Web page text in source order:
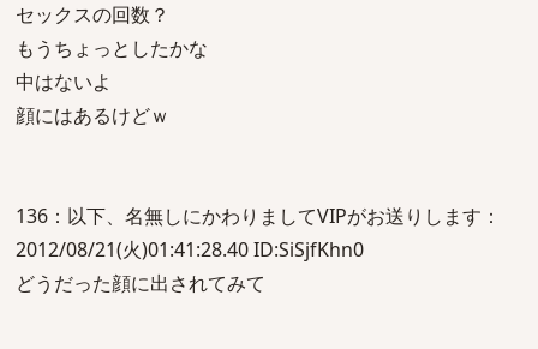
セックスの回数？
もうちょっとしたかな
中はないよ
顔にはあるけどｗ
136：以下、名無しにかわりましてVIPがお送りします：
2012/08/21(火)01:41:28.40 ID:SiSjfKhn0
どうだった顔に出されてみて